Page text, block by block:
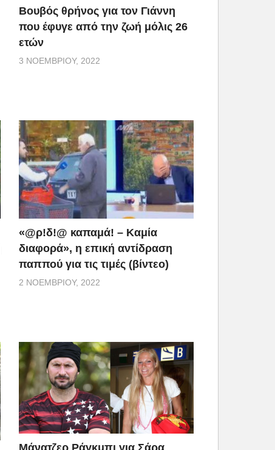
Βουβός θρήνος για τον Γιάννη
που έφυγε από την ζωή μόλις 26
ετών
3 ΝΟΕΜΒΡΊΟΥ, 2022
«@ρ!δ!@ καπαμά! – Καμία
διαφορά», η επική αντίδραση
παππού για τις τιμές (βίντεο)
2 ΝΟΕΜΒΡΊΟΥ, 2022